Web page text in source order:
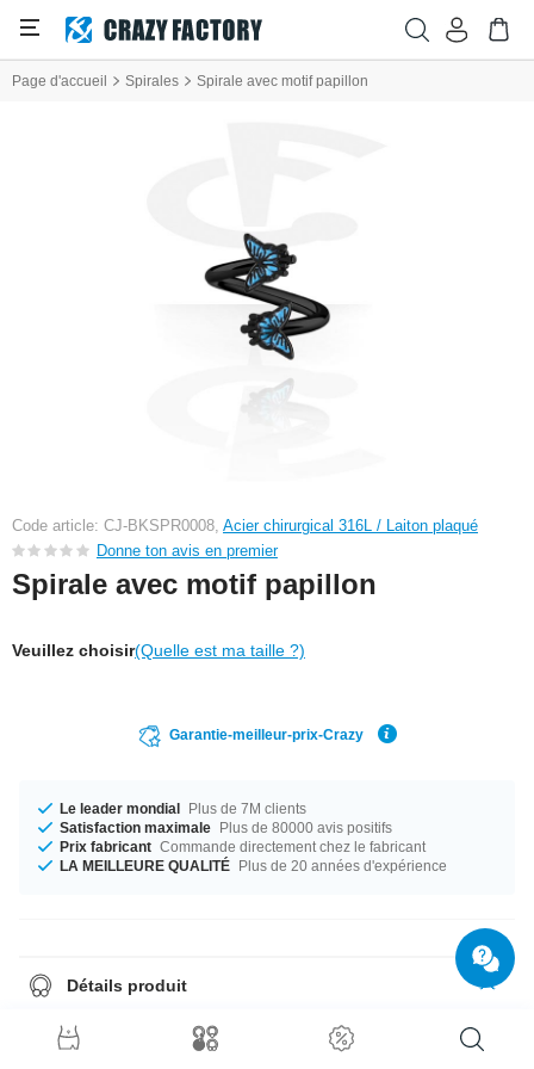
Page d'accueil Spirales Spirale avec motif papillon
Code article: CJ-BKSPR0008, Acier chirurgical 316L / Laiton plaqué
Donne ton avis en premier
Spirale avec motif papillon
Veuillez choisir(Quelle est ma taille ?)
Garantie-meilleur-prix-Crazy
Le leader mondial Plus de 7M clients
Satisfaction maximale Plus de 80000 avis positifs
Prix fabricant Commande directement chez le fabricant
LA MEILLEURE QUALITÉ Plus de 20 années d'expérience
Détails produit
et 1.6 mm. Disponible pour toi dans les diamètres 6 mm et 12 mm. Un
produit super tendance tout frais sorti de notre production dans une